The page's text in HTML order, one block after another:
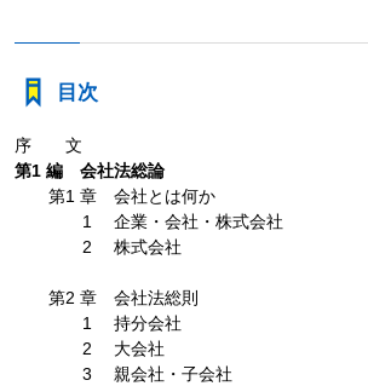
目次
序 文
第1 編 会社法総論
第1 章 会社とは何か
1 企業・会社・株式会社
2 株式会社
第2 章 会社法総則
1 持分会社
2 大会社
3 親会社・子会社